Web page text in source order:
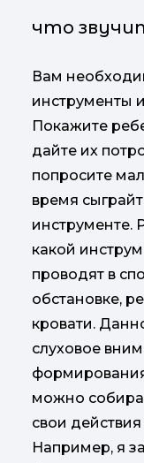
что
Вам
инструменты
Покажите
дайте их
попросите
время
инструменте.
какой
проводят в
обстановке,
кровати.
слуховое
можно
свои
Например, я